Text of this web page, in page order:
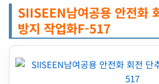
SIISEEN남여공용 안전화
방지 작업화F-517